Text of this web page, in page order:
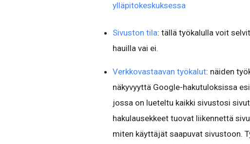
ylläpitokeskuksessa
Sivuston tila: tällä työkalulla voit
hauilla vai ei.
Verkkovastaavan työkalut: näiden
näkyvyyttä Google-hakutuloksissa
jossa on lueteltu kaikki sivustosi
hakulausekkeet tuovat liikennettä
miten käyttäjät saapuvat sivustoon.